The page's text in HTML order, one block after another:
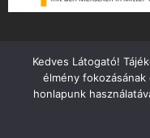
Kedves Látogató!
élmény
honlapunk